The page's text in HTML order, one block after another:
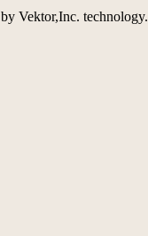
by Vektor,Inc. technology.